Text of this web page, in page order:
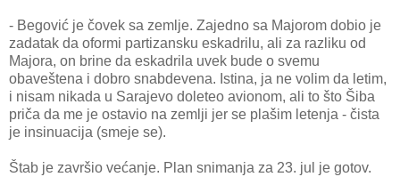
- Begović je čovek sa zemlje. Zajedno sa Majorom dobio je
zadatak da oformi partizansku eskadrilu, ali za razliku od
Majora, on brine da eskadrila uvek bude o svemu
obaveštena i dobro snabdevena. Istina, ja ne volim da letim,
i nisam nikada u Sarajevo doleteo avionom, ali to što Šiba
priča da me je ostavio na zemlji jer se plašim letenja - čista
je insinuacija (smeje se).
Štab je završio većanje. Plan snimanja za 23. jul je gotov.